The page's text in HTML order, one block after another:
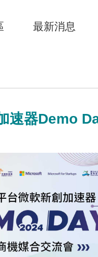
最新消息
速器Demo